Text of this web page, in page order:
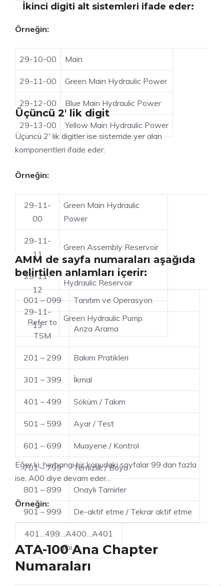
İkinci digiti alt sistemleri ifade eder:
Örneğin:
29-10-00 Main
29-11-00 Green Main Hydraulic Power
29-12-00 Blue Main Hydraulic Power
29-13-00 Yellow Main Hydraulic Power
Üçüncü 2′ lik digit
Üçüncü 2′ lik digitler ise sistemde yer alan
komponentleri ifade eder:
Örneğin:
29-11-
00
Green Main Hydraulic
Power
29-11-
11
Green Assembly Reservoir
29-11-
12
Hydraulic Reservoir
29-11-
13
Green Hydraulic Pump
AMM de sayfa numaraları aşağıda
belirtilen anlamları içerir:
001 – 099 Tanıtım ve Operasyon
Refer to
TSM
Arıza Arama
201 – 299 Bakım Pratikleri
301 – 399 İkmal
401 – 499 Söküm / Takım
501 – 599 Ayar / Test
601 – 699 Muayene / Kontrol
701 – 799 Temizlik / Boya
801 – 899 Onaylı Tamirler
901 – 999 De-aktif etme / Tekrar aktif etme
Eğer ki, herhangi bir konudaki sayfalar 99 dan fazla
ise, A00 diye devam eder…
Örneğin:
401…499…A400…A401
gibi…
ATA-100 Ana Chapter
Numaraları